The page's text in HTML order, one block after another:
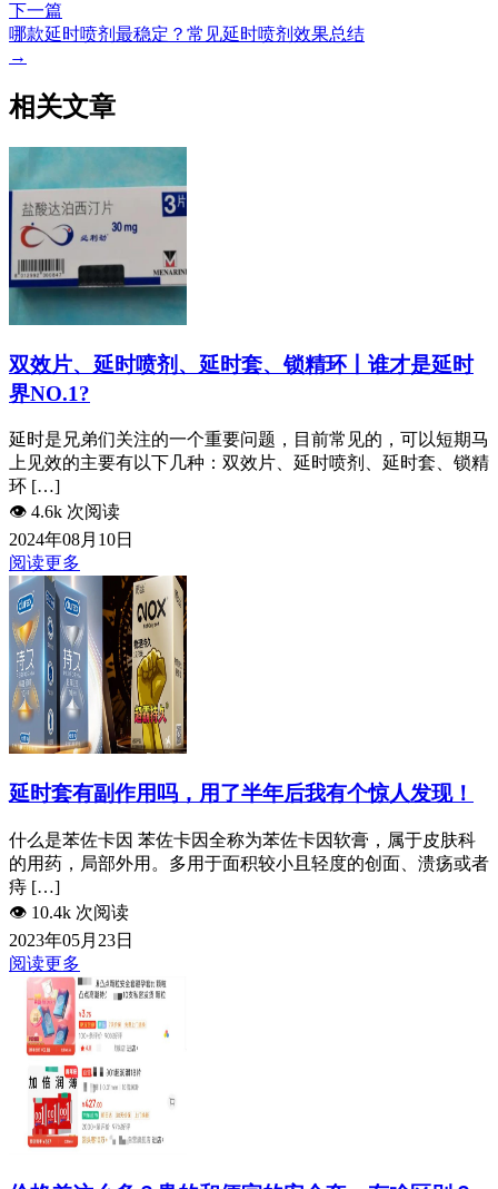
下一篇
哪款延时喷剂最稳定？常见延时喷剂效果总结
→
相关文章
双效片、延时喷剂、延时套、锁精环丨谁才是延时
界NO.1?
延时是兄弟们关注的一个重要问题，目前常见的，可以短期马
上见效的主要有以下几种：双效片、延时喷剂、延时套、锁精
环 […]
👁️ 4.6k 次阅读
2024年08月10日
阅读更多
延时套有副作用吗，用了半年后我有个惊人发现！
什么是苯佐卡因 苯佐卡因全称为苯佐卡因软膏，属于皮肤科
的用药，局部外用。多用于面积较小且轻度的创面、溃疡或者
痔 […]
👁️ 10.4k 次阅读
2023年05月23日
阅读更多